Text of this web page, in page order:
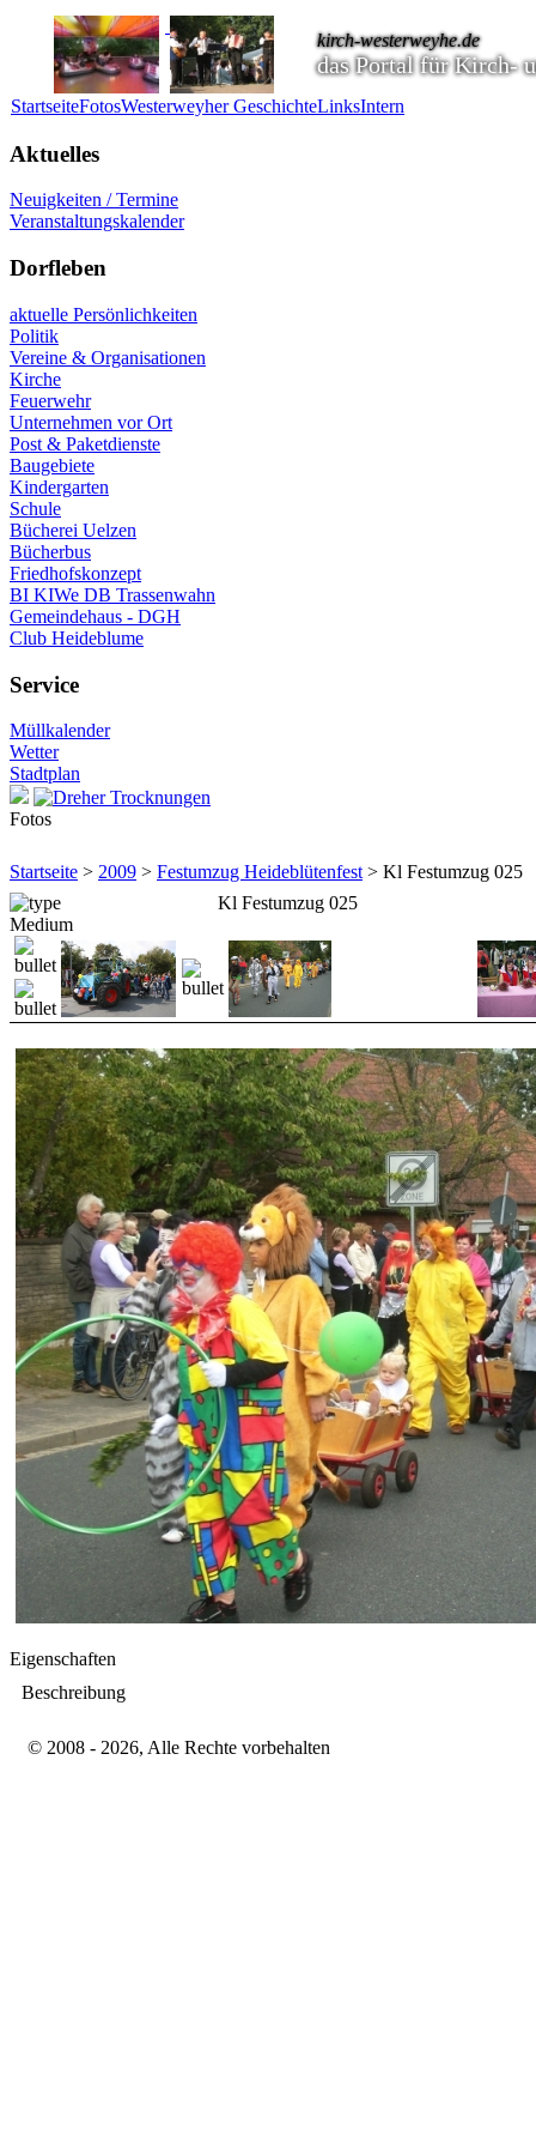
kirch-westerweyhe.de
das Portal für Kirch-
StartseiteFotosWesterweyher GeschichteLinksIntern
Aktuelles
Neuigkeiten / Termine
Veranstaltungskalender
Dorfleben
aktuelle Persönlichkeiten
Politik
Vereine & Organisationen
Kirche
Feuerwehr
Unternehmen vor Ort
Post & Paketdienste
Baugebiete
Kindergarten
Schule
Bücherei Uelzen
Bücherbus
Friedhofskonzept
BI KIWe DB Trassenwahn
Gemeindehaus - DGH
Club Heideblume
Service
Müllkalender
Wetter
Stadtplan
Fotos
Startseite > 2009 > Festumzug Heideblütenfest > Kl Festumzug 025
Kl Festumzug 025
Medium
Eigenschaften
Beschreibung
© 2008 - 2026, Alle Rechte vorbehalten